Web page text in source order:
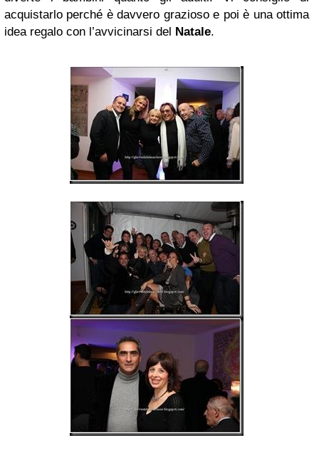
acquistarlo perché è davvero grazioso e poi è una ottima
idea regalo con l’avvicinarsi del Natale.